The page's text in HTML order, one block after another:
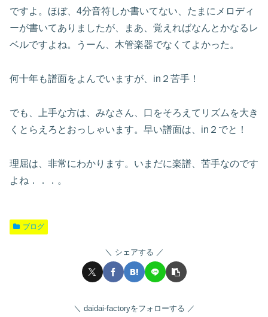
ですよ。ほぼ、4分音符しか書いてない、たまにメロディ
ーが書いてありましたが、まあ、覚えればなんとかなるレ
ベルですよね。うーん、木管楽器でなくてよかった。
何十年も譜面をよんでいますが、in２苦手！
でも、上手な方は、みなさん、口をそろえてリズムを大き
くとらえろとおっしゃいます。早い譜面は、in２でと！
理屈は、非常にわかります。いまだに楽譜、苦手なのです
よね．．．。
ブログ
シェアする
daidai-factoryをフォローする